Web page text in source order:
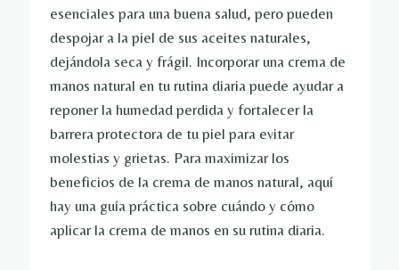
esenciales para una buena salud, pero pueden
despojar a la piel de sus aceites naturales,
dejándola seca y frágil. Incorporar una crema de
manos natural en tu rutina diaria puede ayudar a
reponer la humedad perdida y fortalecer la
barrera protectora de tu piel para evitar
molestias y grietas. Para maximizar los
beneficios de la crema de manos natural, aquí
hay una guía práctica sobre cuándo y cómo
aplicar la crema de manos en su rutina diaria.